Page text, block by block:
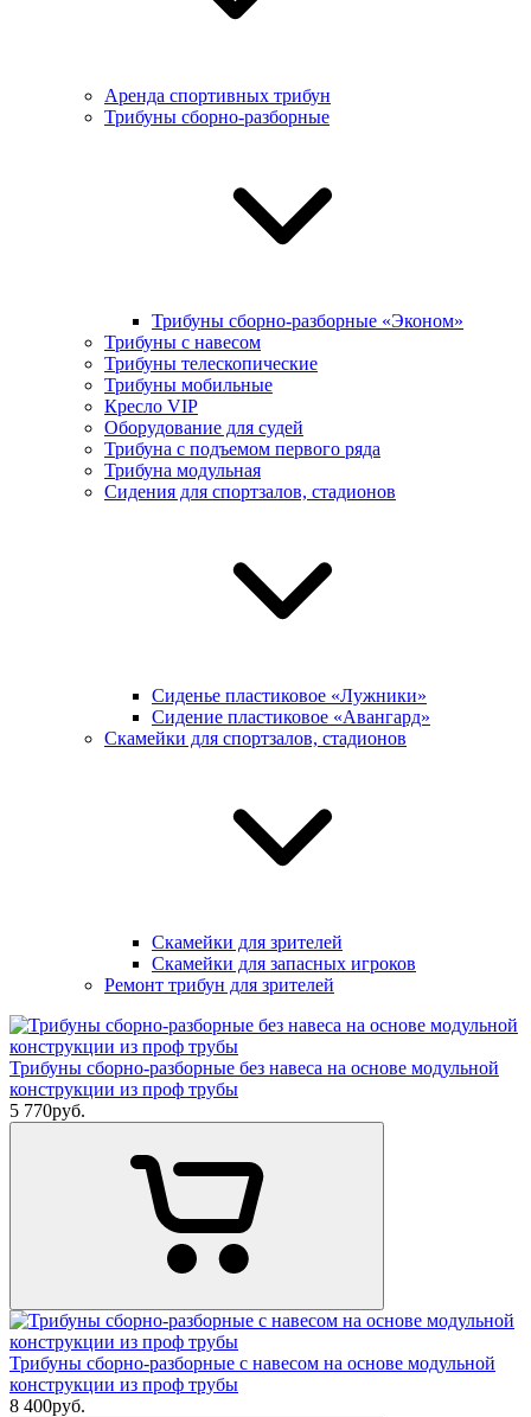
Аренда спортивных трибун
Трибуны сборно-разборные
Трибуны сборно-разборные «Эконом»
Трибуны с навесом
Трибуны телескопические
Трибуны мобильные
Кресло VIP
Оборудование для судей
Трибуна с подъемом первого ряда
Трибуна модульная
Сидения для спортзалов, стадионов
Сиденье пластиковое «Лужники»
Сидение пластиковое «Авангард»
Скамейки для спортзалов, стадионов
Скамейки для зрителей
Скамейки для запасных игроков
Ремонт трибун для зрителей
Трибуны сборно-разборные без навеса на основе модульной
конструкции из проф трубы
5 770руб.
Трибуны сборно-разборные с навесом на основе модульной
конструкции из проф трубы
8 400руб.